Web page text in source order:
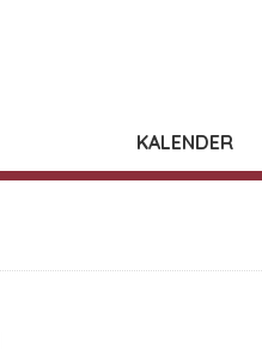
KALENDER